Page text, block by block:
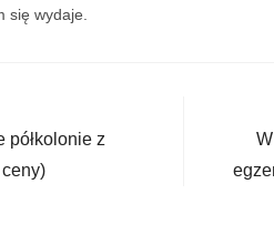
się wydaje.
półkolonie z